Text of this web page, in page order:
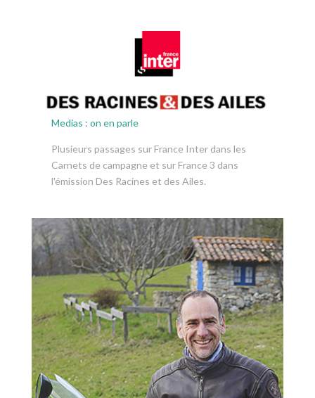
Medias : on en parle
Plusieurs passages sur France Inter dans les
Carnets de campagne et sur France 3 dans
l'émission Des Racines et des Ailes.